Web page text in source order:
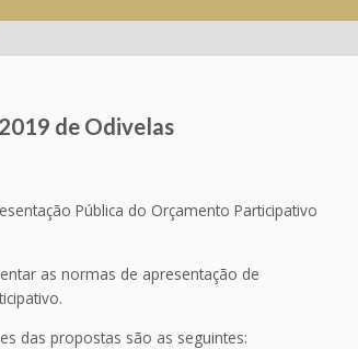
de Odivelas
Pública do Orçamento Participativo
as normas de apresentação de
das propostas são as seguintes: